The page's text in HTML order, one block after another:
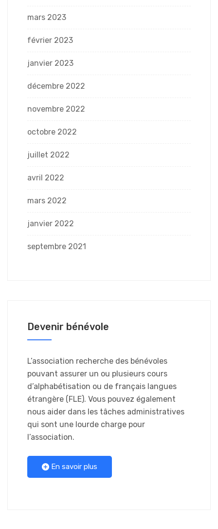
mars 2023
février 2023
janvier 2023
décembre 2022
novembre 2022
octobre 2022
juillet 2022
avril 2022
mars 2022
janvier 2022
septembre 2021
Devenir bénévole
L’association recherche des bénévoles
pouvant assurer un ou plusieurs cours
d’alphabétisation ou de français langues
étrangère (FLE). Vous pouvez également
nous aider dans les tâches administratives
qui sont une lourde charge pour
l’association.
En savoir plus